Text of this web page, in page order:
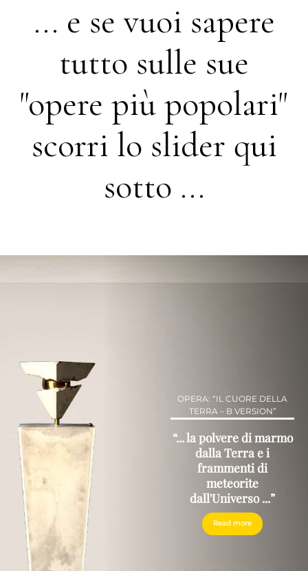
... e se vuoi sapere
tutto sulle sue
"opere più popolari"
scorri lo slider qui
sotto ...
OPERA: “IL CUORE DELLA
TERRA – B VERSION”
“... la polvere di marmo
dalla Terra e i
frammenti di
meteorite
dall'Universo ...”
Read more